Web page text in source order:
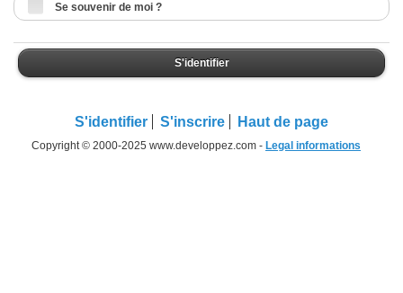
Se souvenir de moi ?
S'identifier
S'identifier S'inscrire Haut de page
Copyright © 2000-2025 www.developpez.com - Legal informations